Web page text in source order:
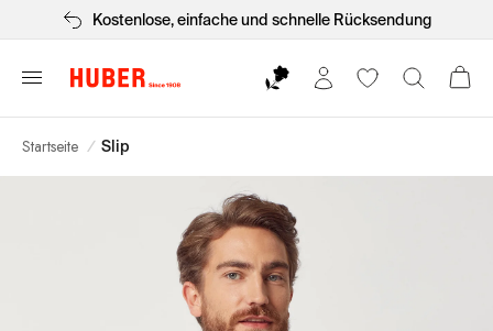
Kostenlose, einfache und schnelle Rücksendung
Startseite / Slip